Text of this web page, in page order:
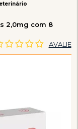
2,0mg com 8
AVALIE